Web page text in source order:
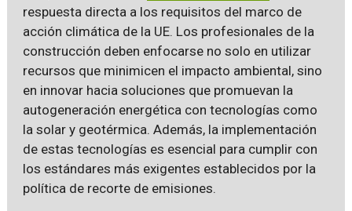
respuesta directa a los requisitos del marco de
acción climática de la UE. Los profesionales de la
construcción deben enfocarse no solo en utilizar
recursos que minimicen el impacto ambiental, sino
en innovar hacia soluciones que promuevan la
autogeneración energética con tecnologías como
la solar y geotérmica. Además, la implementación
de estas tecnologías es esencial para cumplir con
los estándares más exigentes establecidos por la
política de recorte de emisiones.